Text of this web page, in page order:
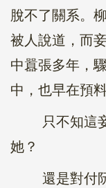
脫不了關系。
被人說道，而
中囂張多年，
中，也早在預料
只不知這妾
她？
還是對付